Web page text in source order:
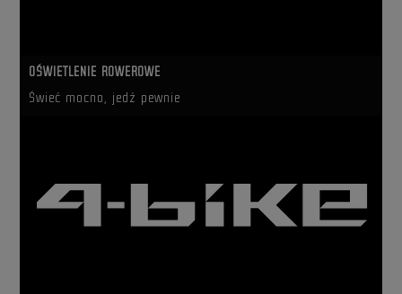
OŚWIETLENIE ROWEROWE
Świeć mocno, jedź pewnie